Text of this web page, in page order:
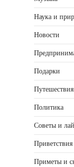
Наука и
Новости
Подарки
Путешествия
Политика
Советы и
Приветствия
Приметы и